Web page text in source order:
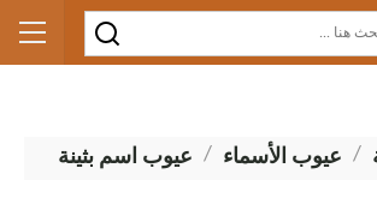
عيوب الأسماء عيوب اسم بثينة